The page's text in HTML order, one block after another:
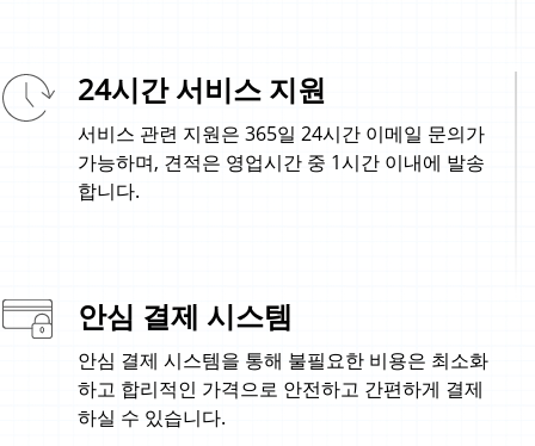
24시간 서비스 지원
서비스 관련 지원은 365일 24시간 이메일 문의가
가능하며, 견적은 영업시간 중 1시간 이내에 발송
합니다.
안심 결제 시스템
안심 결제 시스템을 통해 불필요한 비용은 최소화
하고 합리적인 가격으로 안전하고 간편하게 결제
하실 수 있습니다.